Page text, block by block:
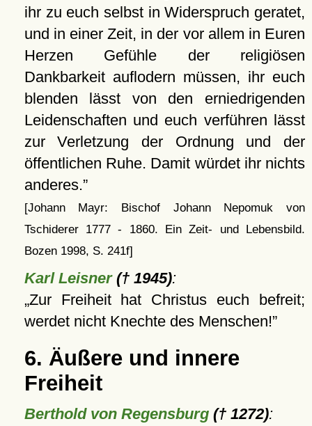
ihr zu euch selbst in Widerspruch geratet,
und in einer Zeit, in der vor allem in Euren
Herzen Gefühle der religiösen
Dankbarkeit auflodern müssen, ihr euch
blenden lässt von den erniedrigenden
Leidenschaften und euch verführen lässt
zur Verletzung der Ordnung und der
öffentlichen Ruhe. Damit würdet ihr nichts
anderes.
[Johann Mayr: Bischof Johann Nepomuk von
Tschiderer 1777 - 1860. Ein Zeit- und Lebensbild.
Bozen 1998, S. 241f]
Karl Leisner(† 1945):
Zur Freiheit hat Christus euch befreit;
werdet nicht Knechte des Menschen!
6. Äußere und innere
Freiheit
Berthold von Regensburg(† 1272):